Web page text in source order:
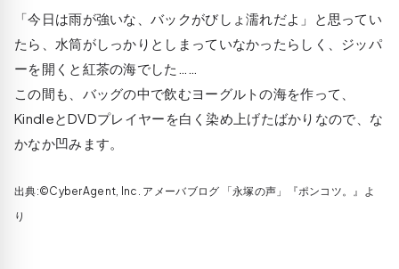
「今日は雨が強いな、バックがびしょ濡れだよ」と思ってい
たら、水筒がしっかりとしまっていなかったらしく、ジッパ
ーを開くと紅茶の海でした……
この間も、バッグの中で飲むヨーグルトの海を作って、
KindleとDVDプレイヤーを白く染め上げたばかりなので、な
かなか凹みます。
出典:©CyberAgent, Inc. アメーバブログ 「永塚の声」『ポンコツ。』よ
り